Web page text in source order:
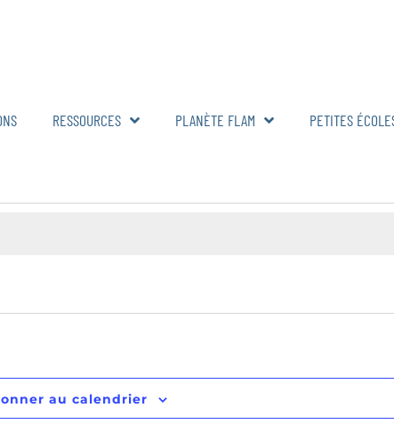
RESSOURCES PLANÈTE FLAM PETITES
au calendrier